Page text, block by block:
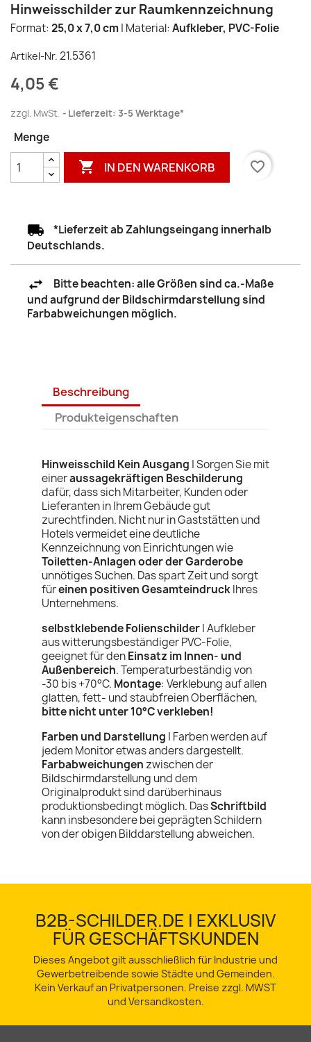
Hinweisschilder zur Raumkennzeichnung
Format: 25,0 x 7,0 cm| Material: Aufkleber, PVC-Folie
Artikel-Nr. 21.5361
4,05 €
zzgl. MwSt. Lieferzeit: 3-5 Werktage*
Menge
 IN DEN WARENKORB favorite_border
*Lieferzeit ab Zahlungseingang innerhalb
Deutschlands.
Bitte beachten: alle Größen sind ca.-Maße
und aufgrund der Bildschirmdarstellung sind
Farbabweichungen möglich.
Beschreibung
Produkteigenschaften
Hinweisschild Kein Ausgang |Sorgen Sie mit
eineraussagekräftigen Beschilderung
dafür, dass sich Mitarbeiter, Kunden oder
Lieferanten in Ihrem Gebäude gut
zurechtfinden. Nicht nur in Gaststätten und
Hotels vermeidet eine deutliche
Kennzeichnung von Einrichtungen wie
Toiletten-Anlagen oder der Garderobe
unnötiges Suchen. Das spart Zeit und sorgt
füreinen positiven GesamteindruckIhres
Unternehmens.
selbstklebende Folienschilder| Aufkleber
aus witterungsbeständiger PVC-Folie,
geeignet für denEinsatz im Innen- und
Außenbereich. Temperaturbeständig von
-30 bis +70°C. Montage: Verklebung auf allen
glatten, fett- und staubfreien Oberflächen,
bitte nicht unter 10°C verkleben!
Farben und Darstellung | Farben werden auf
jedem Monitor etwas anders dargestellt.
Farbabweichungen zwischen der
Bildschirmdarstellung und dem
Originalprodukt sind darüberhinaus
produktionsbedingt möglich. DasSchriftbild
kann insbesondere bei geprägten Schildern
von der obigen Bilddarstellung abweichen.
B2B-SCHILDER.DE | EXKLUSIV
FÜR GESCHÄFTSKUNDEN
Dieses Angebot gilt ausschließlich für Industrie und
Gewerbetreibende sowie Städte und Gemeinden.
Kein Verkauf an Privatpersonen. Preise zzgl. MWST
und Versandkosten.